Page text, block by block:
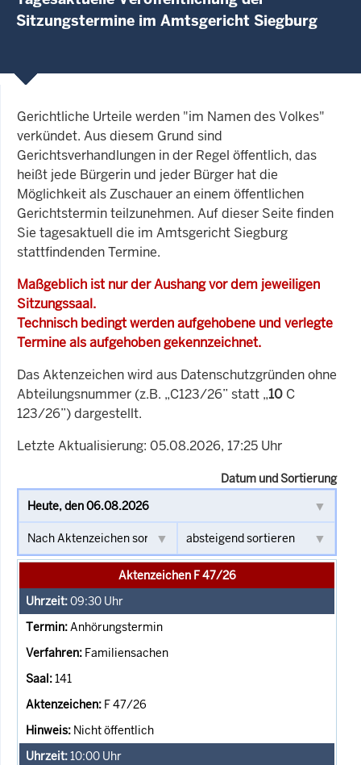
Sitzungstermine im Amtsgericht Siegburg
Gerichtliche Urteile werden "im Namen des Volkes"
verkündet. Aus diesem Grund sind
Gerichtsverhandlungen in der Regel öffentlich, das
heißt jede Bürgerin und jeder Bürger hat die
Möglichkeit als Zuschauer an einem öffentlichen
Gerichtstermin teilzunehmen. Auf dieser Seite finden
Sie tagesaktuell die im Amtsgericht Siegburg
stattfindenden Termine.
Maßgeblich ist nur der Aushang vor dem jeweiligen
Sitzungssaal.
Technisch bedingt werden aufgehobene und verlegte
Termine als aufgehoben gekennzeichnet.
Das Aktenzeichen wird aus Datenschutzgründen ohne
Abteilungsnummer (z.B. „C123/26” statt „10 C
123/26”) dargestellt.
Letzte Aktualisierung: 05.08.2026, 17:25 Uhr
Datum und Sortierung
Aktenzeichen F 47/26
09:30 Uhr
Anhörungstermin
Familiensachen
141
F 47/26
Nicht öffentlich
10:00 Uhr